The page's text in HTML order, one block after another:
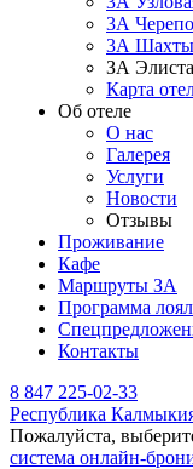
3А
3А
ЗА Элиста
Карта
Об отеле
О нас
Галерея
Услуги
Новости
Отзывы
Проживание
Кафе
Маршруты ЗА
Программа
Контакты
8 847 225-02-33
Республика
Пожалуйста,
система онлайн-